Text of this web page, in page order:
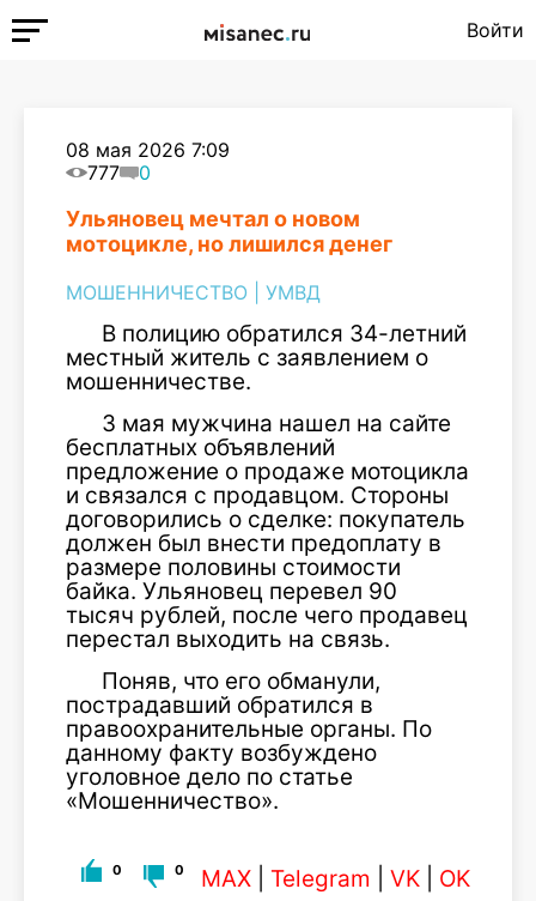
Войти
08 мая 2026 7:09
777
0
Ульяновец мечтал о новом
мотоцикле, но лишился денег
МОШЕННИЧЕСТВО УМВД
В полицию обратился 34-летний
местный житель с заявлением о
мошенничестве.
3 мая мужчина нашел на сайте
бесплатных объявлений
предложение о продаже мотоцикла
и связался с продавцом. Стороны
договорились о сделке: покупатель
должен был внести предоплату в
размере половины стоимости
байка. Ульяновец перевел 90
тысяч рублей, после чего продавец
перестал выходить на связь.
Поняв, что его обманули,
пострадавший обратился в
правоохранительные органы. По
данному факту возбуждено
уголовное дело по статье
«Мошенничество».
0 0 MAX Telegram VK OK